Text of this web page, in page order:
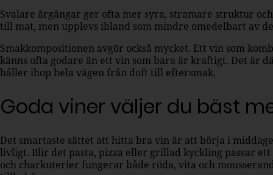
Svalare årgångar ger ofta mer syra, stramare struktur
till mat, men upplevs ibland som mindre omedelbart av
Smakkompositionen avgör också mycket. Ett vin som
känns ofta godare än ett vin som bara är kraftigt. Det är
håller ihop hela vägen från doft till eftersmak.
Goda viner väljer du bäst
Det smartaste sättet att hitta bra vin är att börja i
livligt. Blir det pasta, pizza eller grillad kyckling passar
och charkuterier fungerar både röda, vita och